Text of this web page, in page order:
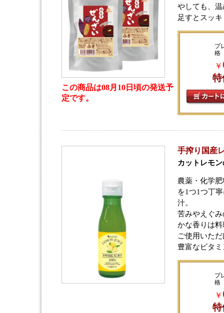
この商品は08月10日頃の発送予
定です。
やしても、
足すとスッ
プ
格
￥
特
手搾り国産
カットレモ
農薬・化学
を1つ1つ丁
汁。
苦みやえぐ
かな香りは
ご使用いた
豊富なビタ
プ
格
￥
特